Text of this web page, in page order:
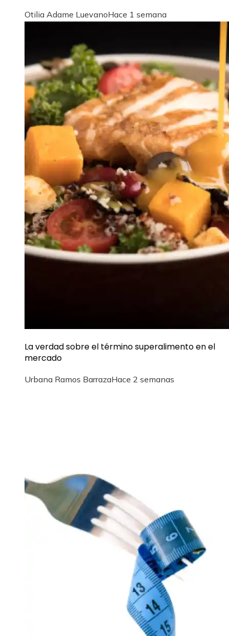
Otilia Adame LuevanoHace 1 semana
La verdad sobre el término superalimento en el
mercado
Urbana Ramos BarrazaHace 2 semanas